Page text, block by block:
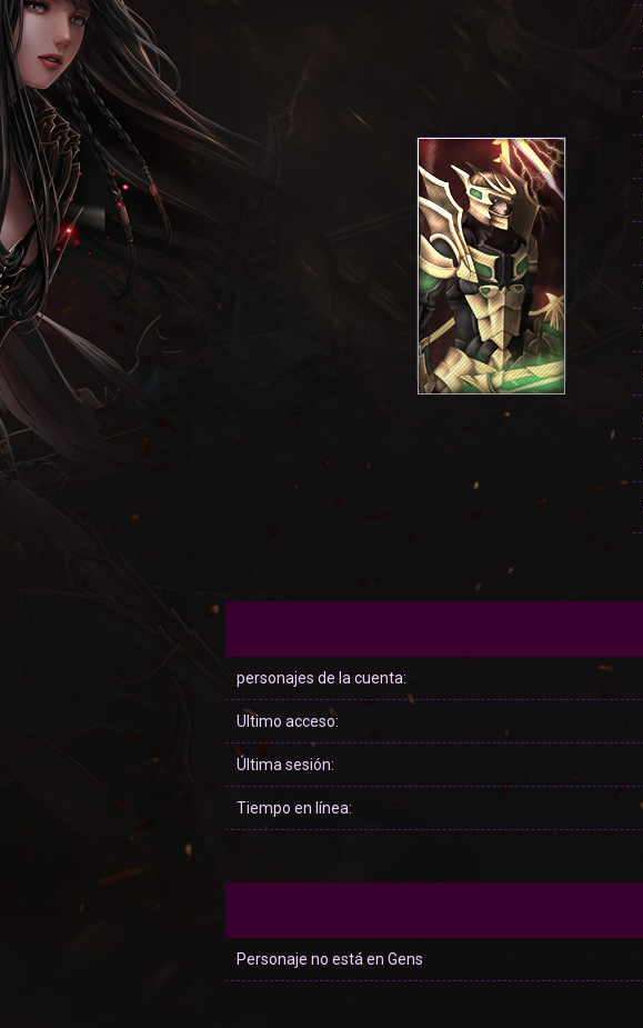
personajes de la cuenta:
Ultimo acceso:
Última sesión:
Tiempo en línea:
Personaje no está en Gens